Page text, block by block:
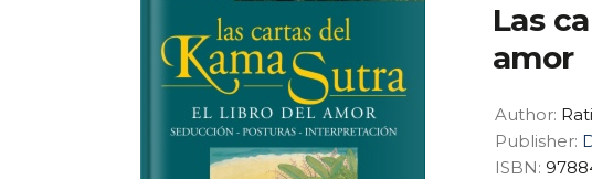
Las
amor
Author:
Publisher:
ISBN: